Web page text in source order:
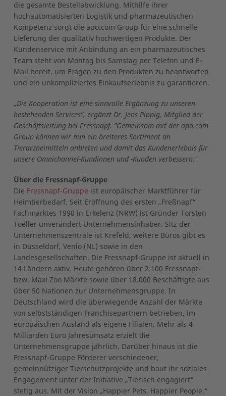
die gesamte Bestellabwicklung. Mithilfe ihrer
hochautomatisierten Logistik und pharmazeutischen
Kompetenz sorgt die apo.com Group für eine schnelle
Lieferung der qualitativ hochwertigen Produkte. Der
Kundenservice mit Anbindung an ein pharmazeutisches
Team steht von Montag bis Samstag per Telefon und E-
Mail bereit, um Fragen zu den Produkten zu beantworten
und ein unkompliziertes Einkaufserlebnis zu garantieren.
„Die Kooperation ist eine sinnvolle Ergänzung zu unseren
bestehenden Services“, ergänzt Dr. Jens Pippig, Mitglied der
Geschäftsleitung bei Fressnapf. ”Gemeinsam mit der apo.com
Group können wir nun ein breiteres Sortiment an
Tierarzneimitteln anbieten und damit das Kundenerlebnis für
unsere Omnichannel-Kundinnen und -Kunden verbessern.”
Über die Fressnapf-Gruppe
Die Fressnapf-Gruppe ist europäischer Marktführer für
Heimtierbedarf. Seit Eröffnung des ersten „Freßnapf“
Fachmarktes 1990 in Erkelenz (NRW) ist Gründer Torsten
Toeller unverändert Unternehmensinhaber. Sitz der
Unternehmenszentrale ist Krefeld, weitere Büros gibt es
in Düsseldorf, Venlo (NL) sowie in den
Landesgesellschaften. Die Fressnapf-Gruppe ist aktuell in
14 Ländern aktiv. Heute gehören über 2.100 Fressnapf-
bzw. Maxi Zoo Märkte sowie über 18.000 Beschäftigte aus
über 50 Nationen zur Unternehmensgruppe. In
Deutschland wird die überwiegende Anzahl der Märkte
von selbstständigen Franchisepartnern betrieben, im
europäischen Ausland als eigene Filialen. Mehr als 4
Milliarden Euro Jahresumsatz erzielt die
Unternehmensgruppe jährlich. Darüber hinaus ist die
Fressnapf-Gruppe Förderer verschiedener,
gemeinnütziger Tierschutzprojekte und baut ihr soziales
Engagement unter der Initiative „Tierisch engagiert“
stetig aus. Mit der Vision „Happier Pets. Happier People.“